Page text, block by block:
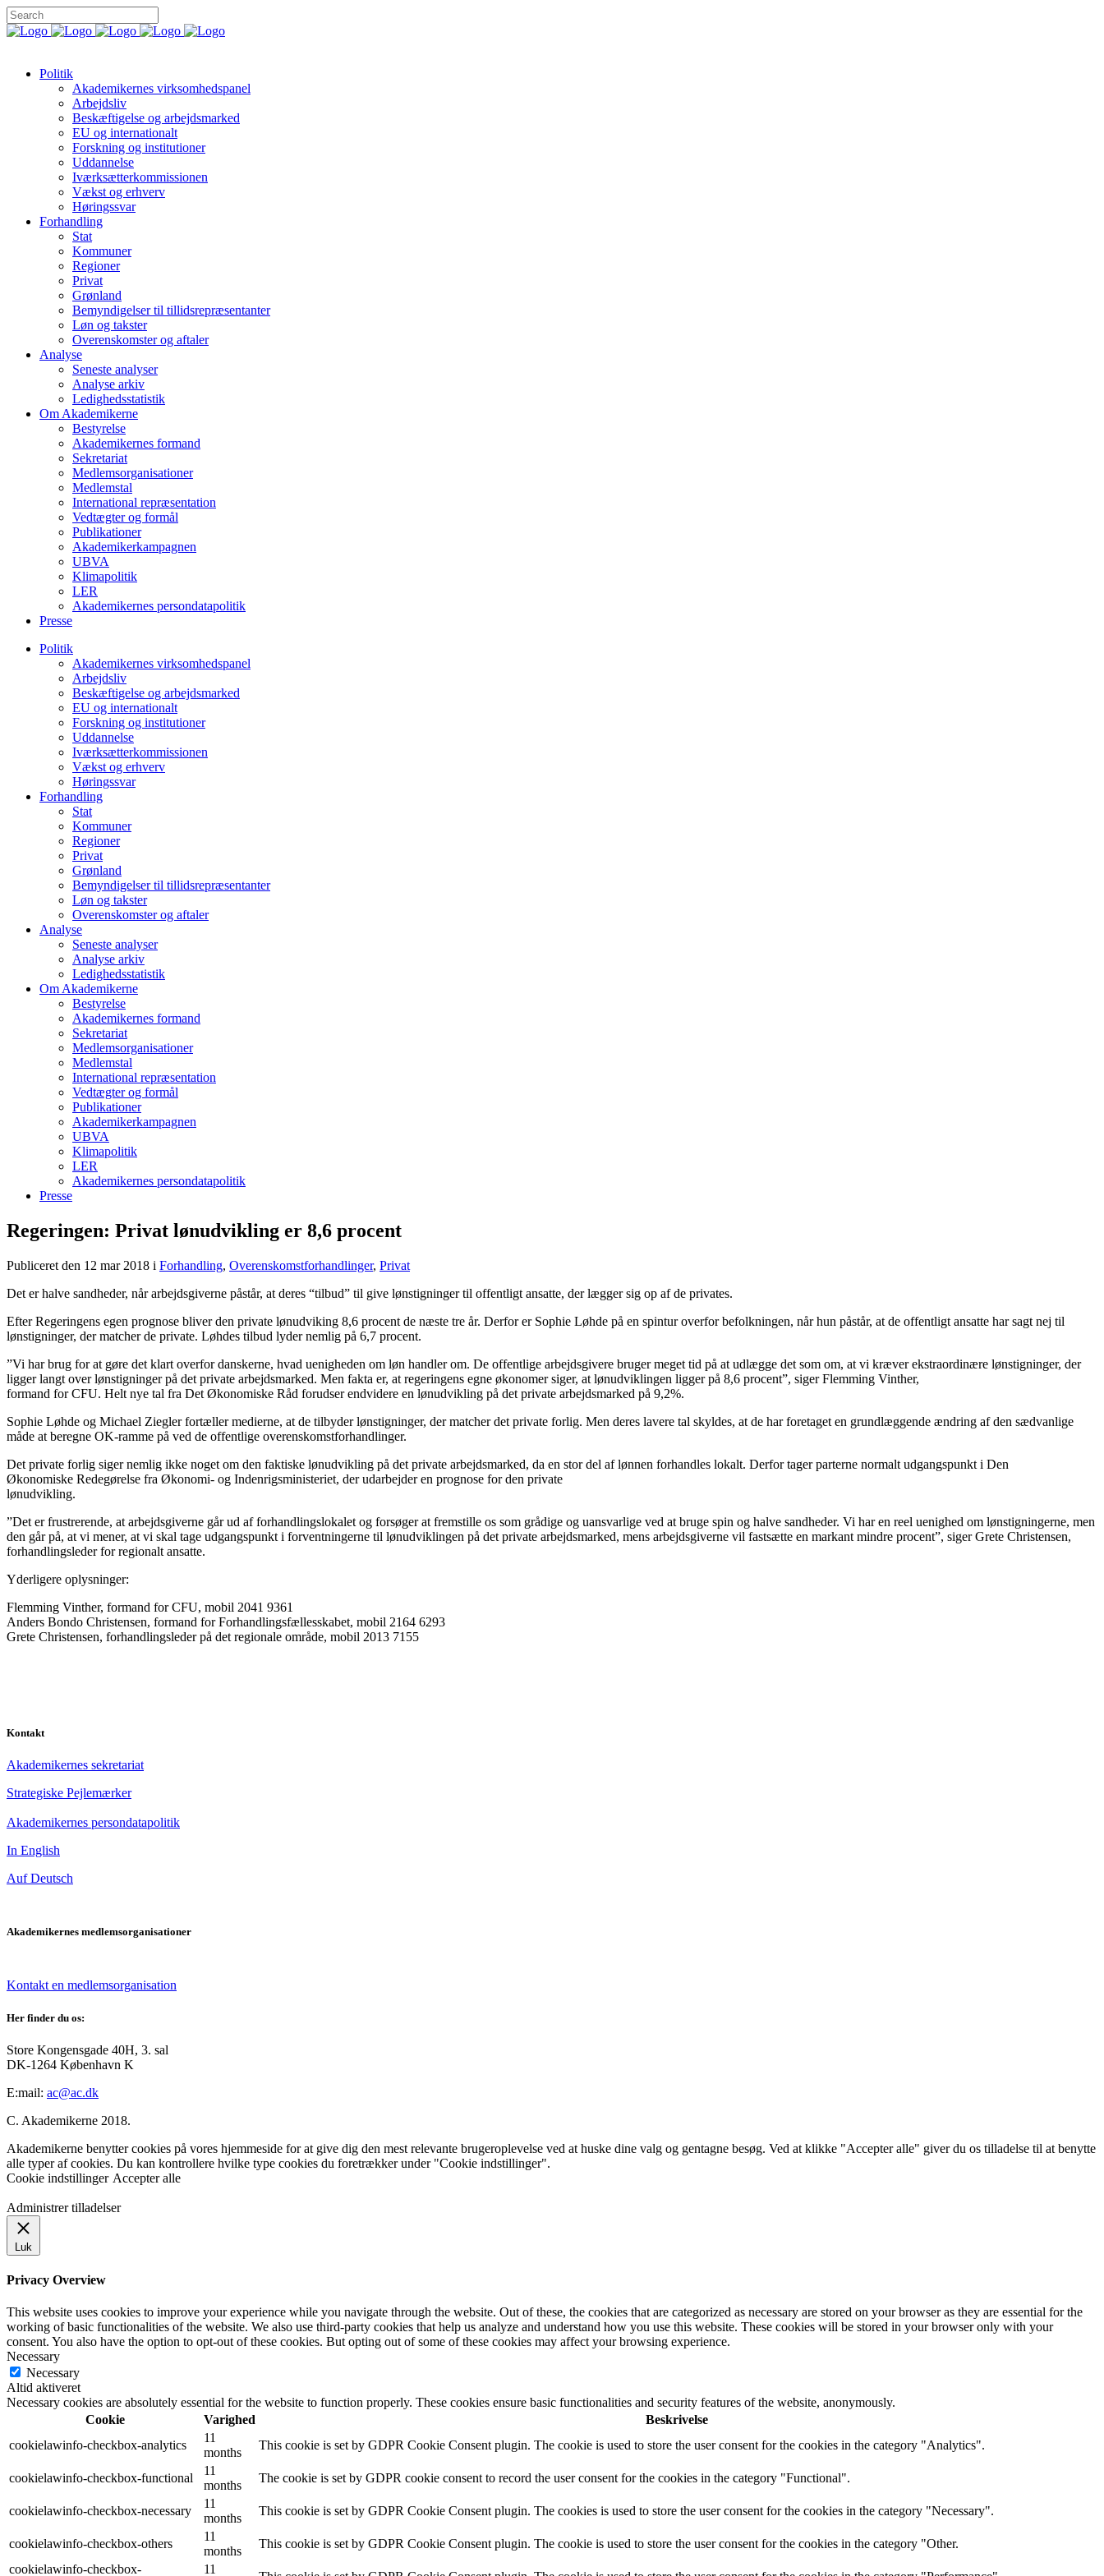
Politik
Akademikernes virksomhedspanel
Arbejdsliv
Beskæftigelse og arbejdsmarked
EU og internationalt
Forskning og institutioner
Uddannelse
Iværksætterkommissionen
Vækst og erhverv
Høringssvar
Forhandling
Stat
Kommuner
Regioner
Privat
Grønland
Bemyndigelser til tillidsrepræsentanter
Løn og takster
Overenskomster og aftaler
Analyse
Seneste analyser
Analyse arkiv
Ledighedsstatistik
Om Akademikerne
Bestyrelse
Akademikernes formand
Sekretariat
Medlemsorganisationer
Medlemstal
International repræsentation
Vedtægter og formål
Publikationer
Akademikerkampagnen
UBVA
Klimapolitik
LER
Akademikernes persondatapolitik
Presse
Politik
Akademikernes virksomhedspanel
Arbejdsliv
Beskæftigelse og arbejdsmarked
EU og internationalt
Forskning og institutioner
Uddannelse
Iværksætterkommissionen
Vækst og erhverv
Høringssvar
Forhandling
Stat
Kommuner
Regioner
Privat
Grønland
Bemyndigelser til tillidsrepræsentanter
Løn og takster
Overenskomster og aftaler
Analyse
Seneste analyser
Analyse arkiv
Ledighedsstatistik
Om Akademikerne
Bestyrelse
Akademikernes formand
Sekretariat
Medlemsorganisationer
Medlemstal
International repræsentation
Vedtægter og formål
Publikationer
Akademikerkampagnen
UBVA
Klimapolitik
LER
Akademikernes persondatapolitik
Presse
Regeringen: Privat lønudvikling er 8,6 procent
Publiceret den 12 mar 2018 i Forhandling, Overenskomstforhandlinger, Privat
Det er halve sandheder, når arbejdsgiverne påstår, at deres “tilbud” til give lønstigninger til offentligt ansatte, der lægger sig op af de privates.
Efter Regeringens egen prognose bliver den private lønudviking 8,6 procent de næste tre år. Derfor er Sophie Løhde på en spintur overfor befolkningen, når hun påstår, at de offentligt ansatte har sagt nej til
lønstigninger, der matcher de private. Løhdes tilbud lyder nemlig på 6,7 procent.
”Vi har brug for at gøre det klart overfor danskerne, hvad uenigheden om løn handler om. De offentlige arbejdsgivere bruger meget tid på at udlægge det som om, at vi kræver ekstraordinære lønstigninger, der
ligger langt over lønstigninger på det private arbejdsmarked. Men fakta er, at regeringens egne økonomer siger, at lønudviklingen ligger på 8,6 procent”, siger Flemming Vinther,
formand for CFU. Helt nye tal fra Det Økonomiske Råd forudser endvidere en lønudvikling på det private arbejdsmarked på 9,2%.
Sophie Løhde og Michael Ziegler fortæller medierne, at de tilbyder lønstigninger, der matcher det private forlig. Men deres lavere tal skyldes, at de har foretaget en grundlæggende ændring af den sædvanlige
måde at beregne OK-ramme på ved de offentlige overenskomstforhandlinger.
Det private forlig siger nemlig ikke noget om den faktiske lønudvikling på det private arbejdsmarked, da en stor del af lønnen forhandles lokalt. Derfor tager parterne normalt udgangspunkt i Den
Økonomiske Redegørelse fra Økonomi- og Indenrigsministeriet, der udarbejder en prognose for den private
lønudvikling.
”Det er frustrerende, at arbejdsgiverne går ud af forhandlingslokalet og forsøger at fremstille os som grådige og uansvarlige ved at bruge spin og halve sandheder. Vi har en reel uenighed om lønstigningerne, men
den går på, at vi mener, at vi skal tage udgangspunkt i forventningerne til lønudviklingen på det private arbejdsmarked, mens arbejdsgiverne vil fastsætte en markant mindre procent”, siger Grete Christensen,
forhandlingsleder for regionalt ansatte.
Yderligere oplysninger:
Flemming Vinther, formand for CFU, mobil 2041 9361
Anders Bondo Christensen, formand for Forhandlingsfællesskabet, mobil 2164 6293
Grete Christensen, forhandlingsleder på det regionale område, mobil 2013 7155
Kontakt
Akademikernes sekretariat
Strategiske Pejlemærker
Akademikernes persondatapolitik
In English
Auf Deutsch
Akademikernes medlemsorganisationer
Kontakt en medlemsorganisation
Her finder du os:
Store Kongensgade 40H, 3. sal
DK-1264 København K
E:mail: ac@ac.dk
C. Akademikerne 2018.
Akademikerne benytter cookies på vores hjemmeside for at give dig den mest relevante brugeroplevelse ved at huske dine valg og gentagne besøg. Ved at klikke "Accepter alle" giver du os tilladelse til at benytte
alle typer af cookies. Du kan kontrollere hvilke type cookies du foretrækker under "Cookie indstillinger".
Cookie indstillinger Accepter alle
Administrer tilladelser
Luk
Privacy Overview
This website uses cookies to improve your experience while you navigate through the website. Out of these, the cookies that are categorized as necessary are stored on your browser as they are essential for the
working of basic functionalities of the website. We also use third-party cookies that help us analyze and understand how you use this website. These cookies will be stored in your browser only with your
consent. You also have the option to opt-out of these cookies. But opting out of some of these cookies may affect your browsing experience.
Necessary
Necessary
Altid aktiveret
Necessary cookies are absolutely essential for the website to function properly. These cookies ensure basic functionalities and security features of the website, anonymously.
Cookie
Varighed
Beskrivelse
cookielawinfo-checkbox-analytics
11
months
This cookie is set by GDPR Cookie Consent plugin. The cookie is used to store the user consent for the cookies in the category "Analytics".
cookielawinfo-checkbox-functional
11
months
The cookie is set by GDPR cookie consent to record the user consent for the cookies in the category "Functional".
cookielawinfo-checkbox-necessary
11
months
This cookie is set by GDPR Cookie Consent plugin. The cookies is used to store the user consent for the cookies in the category "Necessary".
cookielawinfo-checkbox-others
11
months
This cookie is set by GDPR Cookie Consent plugin. The cookie is used to store the user consent for the cookies in the category "Other.
cookielawinfo-checkbox-
11